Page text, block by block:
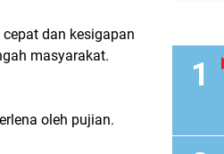
dan kesigapan
masyarakat.
oleh pujian.